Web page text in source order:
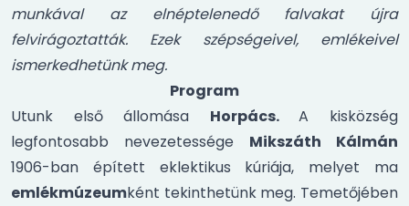
munkával az elnéptelenedő falvakat újra
felvirágoztatták. Ezek szépségeivel, emlékeivel
ismerkedhetünk meg.
Program
Utunk első állomása Horpács.A kisközség
legfontosabb nevezetessége Mikszáth Kálmán
1906-ban épített eklektikus kúriája, melyet ma
emlékmúzeumként tekinthetünk meg. Temetőjében